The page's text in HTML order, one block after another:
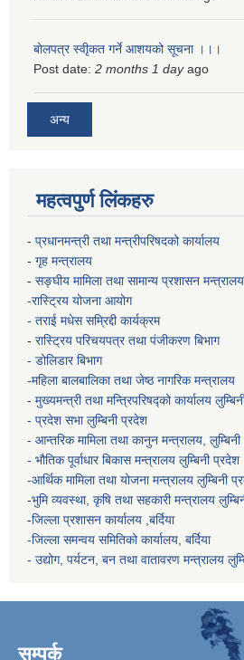
बोलपत्र स्वीृकत गर्ने आशयको सूचना ।।।
Post date: 2 months 1 dayago
अन्य
महत्वपुर्ण लिंकहरु
- प्रधानमन्त्री तथा मन्त्रीपरिषदको कार्यालय
- गृह मन्त्रालय
- सङ्घीय मामिला तथा सामान्य प्रशासन मन्त्रालय
-रास्ट्रिय योजना आयोग
- तराई मधेस सम्रिद्दी कार्यक्रम
- रास्ट्रिय परिचयपत्र तथा पंजीकरण बिभाग
- डोलिडार बिभाग
-महिला बालबालिका तथा जेष्ठ नागरिक मन्त्रालय
- मुख्यमन्त्री तथा मन्त्रिपरिषद्को कार्यालय
- प्रदेश सभा लुम्बिनी प्रदेश
- आन्तरिक मामिला तथा कानुन मन्त्रालय,
- भौतिक पूर्वाधार बिकास मन्त्रालय लुम्बिनी प्रदेश
-आर्थिक मामिला तथा योजना मन्त्रालय लुम्बिनी
-भुमि व्यवस्था, कृषि तथा सहकारी मन्त्रालय
-जिल्ला प्रशासन कार्यालय ,बर्दिया
-जिल्ला समन्वय समितिको कार्यालय, बर्दिया
- उद्योग, पर्यटन, बन तथा वातावरण मन्त्रालय
सम्पर्क